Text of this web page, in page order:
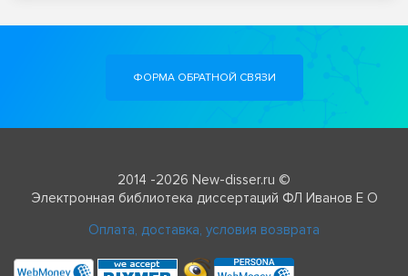
ФОРМА ОБРАТНОЙ СВЯЗИ
2014 -2026 New-disser.ru ©
Электронная библиотека диссертаций ФЛ Иванов Е О
Оплата, доставка, условия возврата